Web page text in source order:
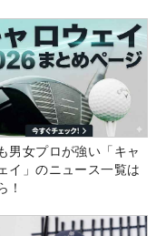
男女プロが強い「キャ
イ」のニュース一覧は
！